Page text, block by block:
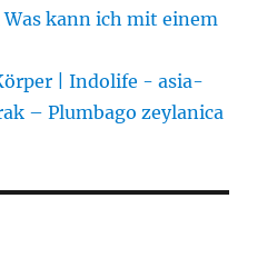
Was kann ich mit einem
| Indolife - asia-
– Plumbago zeylanica